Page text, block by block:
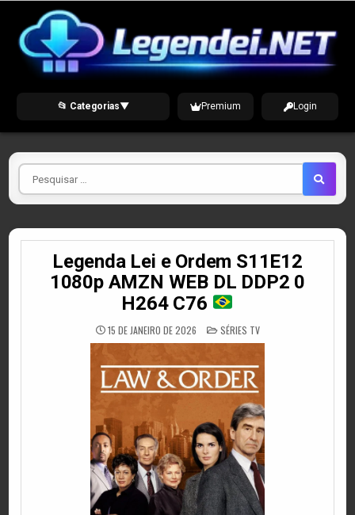
content
📂 Categorias▼ Premium Login
Pesquisar
por
Legenda Lei e Ordem S11E12
1080p AMZN WEB DL DDP2 0
H264 C76
15 DE JANEIRO DE 2026 POSTED
IN
SÉRIES TV